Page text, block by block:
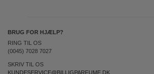
BRUG FOR HJÆLP?
RING TIL OS
(0045) 7028 7027
SKRIV TIL OS
KUNDESERVICE@BILLIGPARFUME.DK